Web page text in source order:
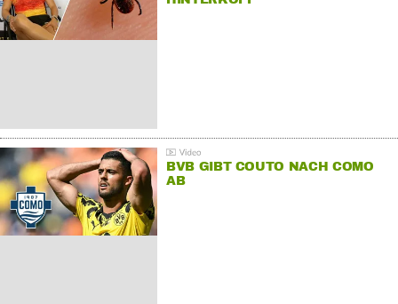
BVB GIBT COUTO NACH COMO
AB